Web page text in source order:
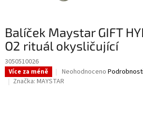
Balíček Maystar GIFT
O2 rituál okysličující
3050510026
Více za méně
Průměrné
hodnocení
Neohodnoceno
Značka: MAYSTAR